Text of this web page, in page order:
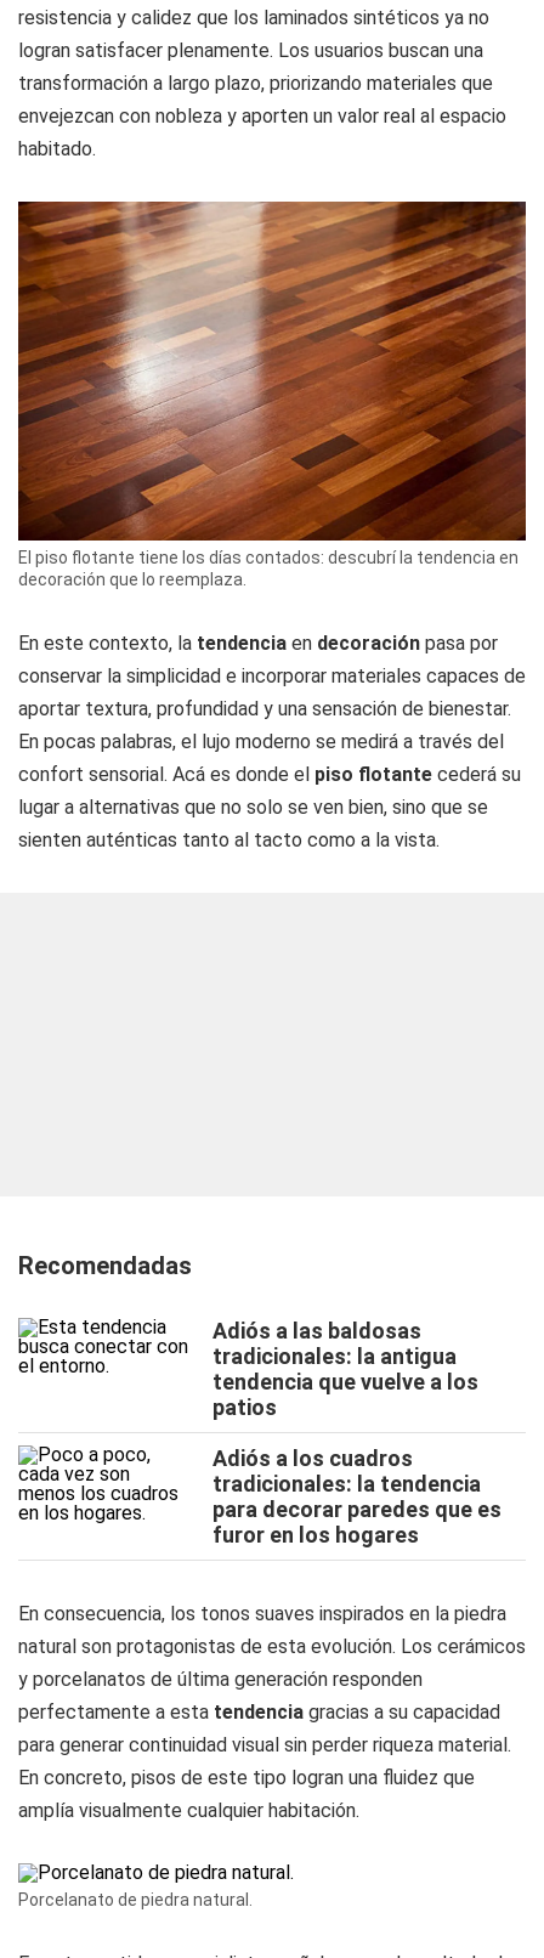
resistencia y calidez que los laminados sintéticos ya no
logran satisfacer plenamente. Los usuarios buscan una
transformación a largo plazo, priorizando materiales que
envejezcan con nobleza y aporten un valor real al espacio
habitado.
El piso flotante tiene los días contados: descubrí la tendencia en
decoración que lo reemplaza.
En este contexto, la tendencia en decoración pasa por
conservar la simplicidad e incorporar materiales capaces de
aportar textura, profundidad y una sensación de bienestar.
En pocas palabras, el lujo moderno se medirá a través del
confort sensorial. Acá es donde el piso flotante cederá su
lugar a alternativas que no solo se ven bien, sino que se
sienten auténticas tanto al tacto como a la vista.
Recomendadas
Adiós a las baldosas
tradicionales: la antigua
tendencia que vuelve a los
patios
Adiós a los cuadros
tradicionales: la tendencia
para decorar paredes que es
furor en los hogares
En consecuencia, los tonos suaves inspirados en la piedra
natural son protagonistas de esta evolución. Los cerámicos
y porcelanatos de última generación responden
perfectamente a esta tendencia gracias a su capacidad
para generar continuidad visual sin perder riqueza material.
En concreto, pisos de este tipo logran una fluidez que
amplía visualmente cualquier habitación.
Porcelanato de piedra natural.